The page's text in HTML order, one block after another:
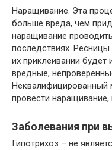
Наращивание. Эта
больше вреда, чем
наращивание
последствиях. Ресницы
их приклеивании
вредные,
Неквалифицированный
провести
Заболевания при
Гипотрихоз – не